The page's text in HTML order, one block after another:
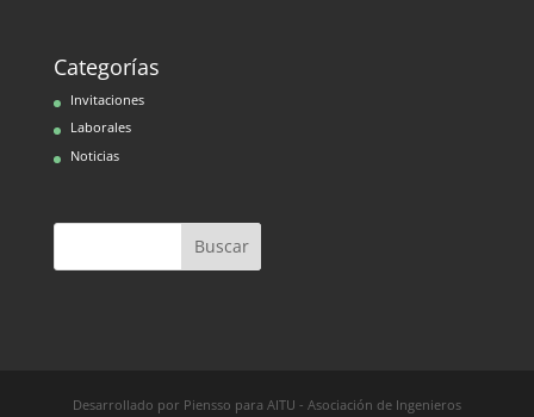
Categorías
Invitaciones
Laborales
Noticias
Desarrollado por Piensso para AITU - Asociación de Ingenieros